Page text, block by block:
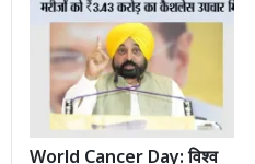
World Cancer Day: विश्व